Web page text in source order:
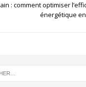
: comment optimiser
énergétique